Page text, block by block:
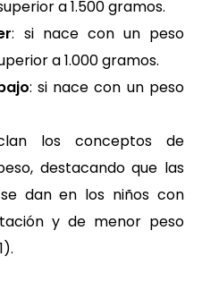
a 1.500 gramos.
: si nace con un peso
a 1.000 gramos.
: si nace con un peso
los conceptos de
destacando que las
dan en los niños con
y de menor peso